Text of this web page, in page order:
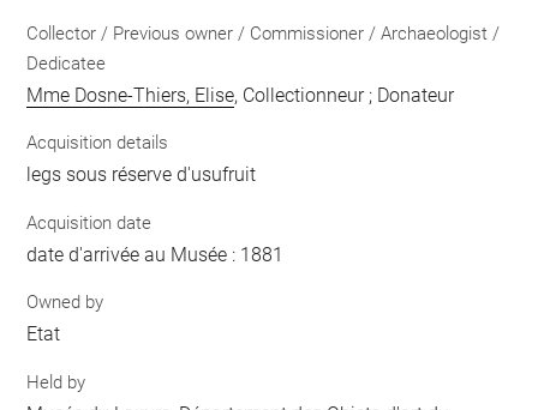
Collector / Previous owner / Commissioner / Archaeologist /
Dedicatee
Mme Dosne-Thiers, Elise, Collectionneur ; Donateur
Acquisition details
legs sous réserve d'usufruit
Acquisition date
date d'arrivée au Musée : 1881
Owned by
Etat
Held by